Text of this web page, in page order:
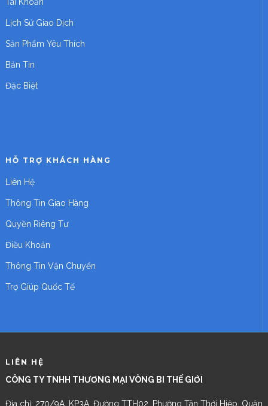
Lịch Sử Giao Dịch
Sản Phẩm Yêu Thích
Bản Tin
Đặc Biệt
HỖ TRỢ KHÁCH HÀNG
Liên Hệ
Thông Tin Giao Hàng
Quyền Riêng Tư
Điều Khoản
Thông Tin Vận Chuyển
Trợ Giúp Quốc Tế
LIÊN HỆ
CÔNG TY TNHH THƯƠNG MẠI VÒNG BI THẾ GIỚI
Địa chỉ: 270/9A, KP3A, Đường TTH02, Phường Tân Thới Hiệp, Quận